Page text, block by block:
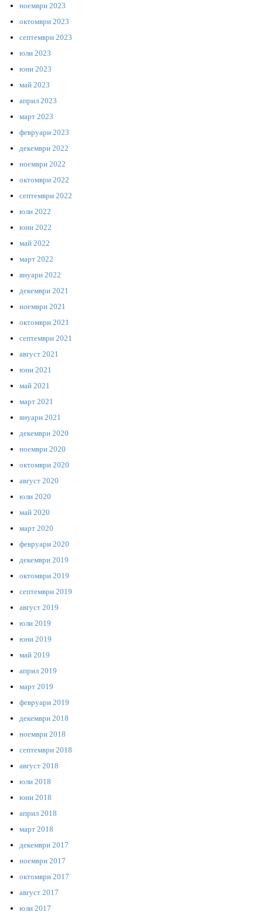
ноември 2023
октомври 2023
септември 2023
юли 2023
юни 2023
май 2023
април 2023
март 2023
февруари 2023
декември 2022
ноември 2022
октомври 2022
септември 2022
юли 2022
юни 2022
май 2022
март 2022
януари 2022
декември 2021
ноември 2021
октомври 2021
септември 2021
август 2021
юни 2021
май 2021
март 2021
януари 2021
декември 2020
ноември 2020
октомври 2020
август 2020
юли 2020
май 2020
март 2020
февруари 2020
декември 2019
октомври 2019
септември 2019
август 2019
юли 2019
юни 2019
май 2019
април 2019
март 2019
февруари 2019
декември 2018
ноември 2018
септември 2018
август 2018
юли 2018
юни 2018
април 2018
март 2018
декември 2017
ноември 2017
октомври 2017
август 2017
юли 2017